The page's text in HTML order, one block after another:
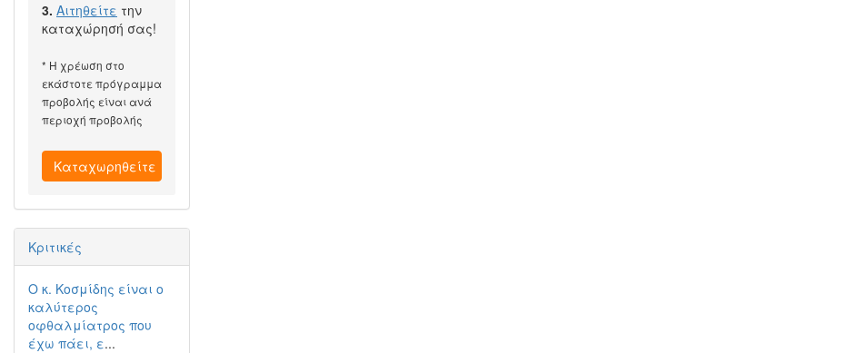
3. Αιτηθείτε την
καταχώρησή σας!
* Η χρέωση στο
εκάστοτε πρόγραμμα
προβολής είναι ανά
περιοχή προβολής
Καταχωρηθείτε
Κριτικές
Ο κ. Κοσμίδης είναι ο
καλύτερος
οφθαλμίατρος που
έχω πάει, ε...